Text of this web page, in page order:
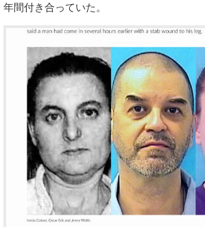
年間付き合っていた。